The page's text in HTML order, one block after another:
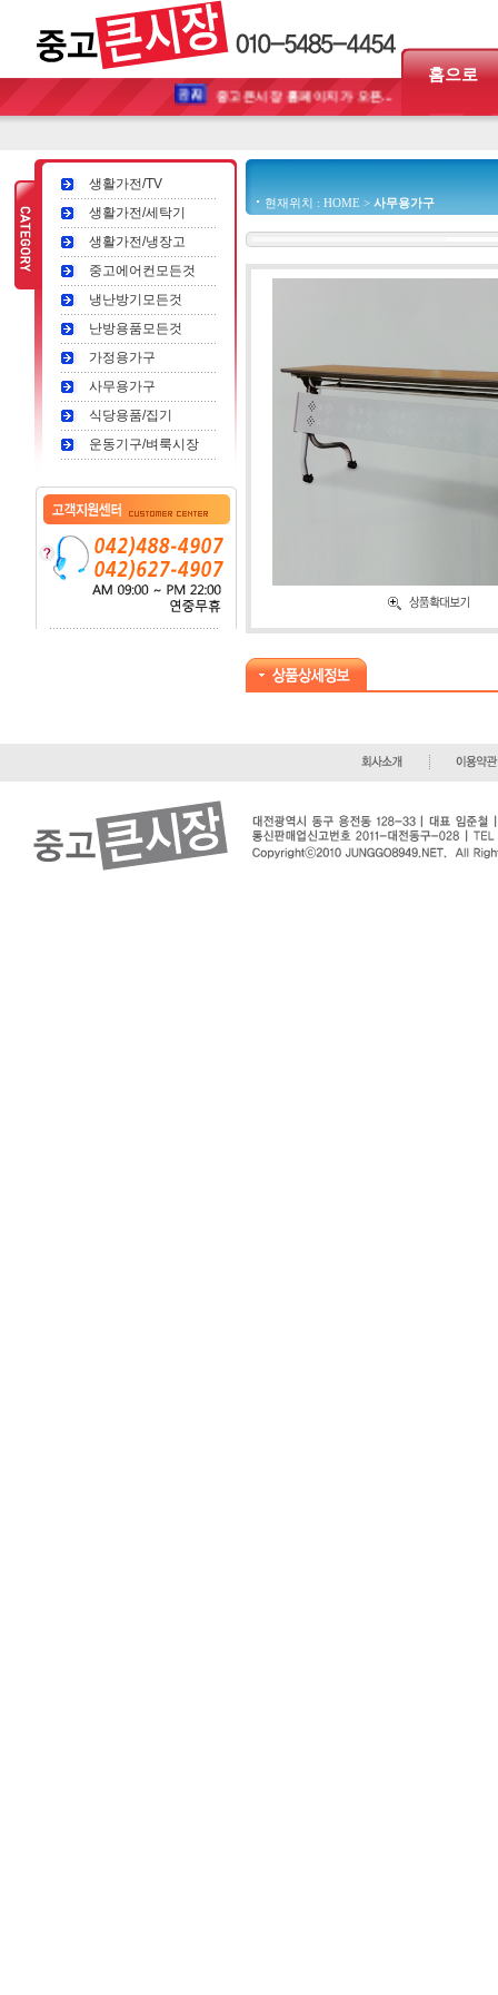
홈으로
중고큰시장 홈페이지가 오픈...
생활가전/TV
생활가전/세탁기
생활가전/냉장고
중고에어컨모든것
냉난방기모든것
난방용품모든것
가정용가구
사무용가구
식당용품/집기
운동기구/벼룩시장
현재위치 : HOME > 사무용가구